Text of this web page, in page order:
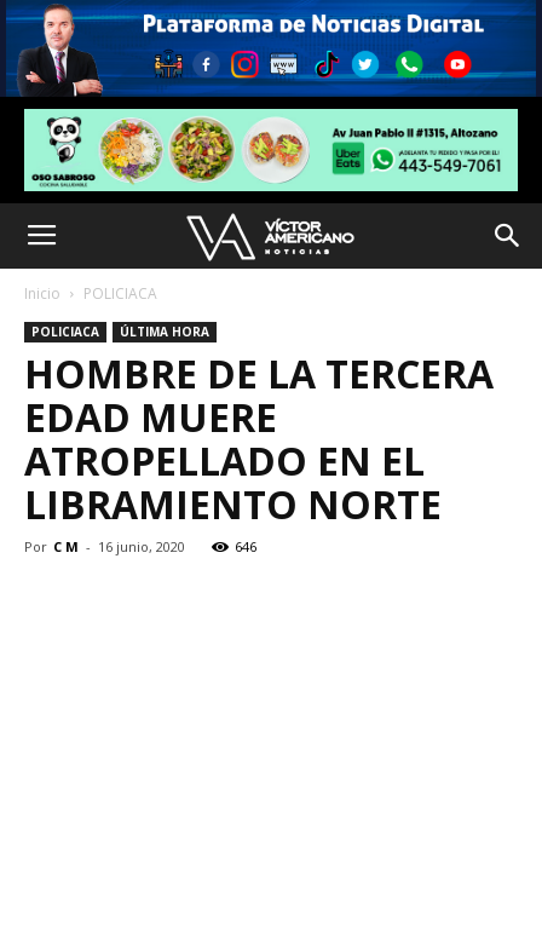
Inicio POLICIACA
POLICIACA ÚLTIMA HORA
HOMBRE DE LA TERCERA
EDAD MUERE
ATROPELLADO EN EL
LIBRAMIENTO NORTE
Por C M - 16 junio, 2020 646